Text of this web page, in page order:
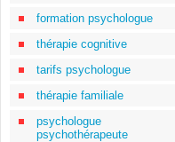
formation psychologue
thérapie cognitive
tarifs psychologue
thérapie familiale
psychologue
psychothérapeute